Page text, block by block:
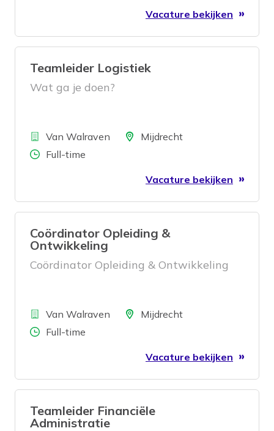
Vacature bekijken
Teamleider Logistiek
Wat ga je doen?
BedrijfVan Walraven LocatieMijdrecht
Aantal uren
Full-time
Vacature bekijken
Coördinator Opleiding &
Ontwikkeling
Coördinator Opleiding & Ontwikkeling
BedrijfVan Walraven LocatieMijdrecht
Aantal uren
Full-time
Vacature bekijken
Teamleider Financiële
Administratie